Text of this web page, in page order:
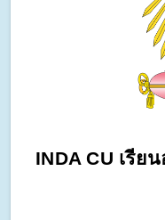
INDA CU เรีย